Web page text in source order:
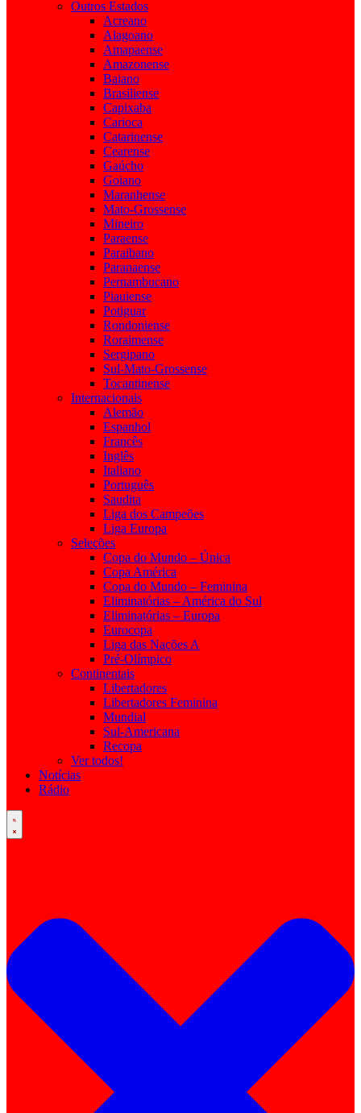
Outros Estados
Acreano
Alagoano
Amapaense
Amazonense
Baiano
Brasiliense
Capixaba
Carioca
Catarinense
Cearense
Gaúcho
Goiano
Maranhense
Mato-Grossense
Mineiro
Paraense
Paraibano
Paranaense
Pernambucano
Piauiense
Potiguar
Rondoniense
Roraimense
Sergipano
Sul-Mato-Grossense
Tocantinense
Internacionais
Alemão
Espanhol
Francês
Inglês
Italiano
Português
Saudita
Liga dos Campeões
Liga Europa
Seleções
Copa do Mundo – Única
Copa América
Copa do Mundo – Feminina
Eliminatórias – América do Sul
Eliminatórias – Europa
Eurocopa
Liga das Nações A
Pré-Olímpico
Continentais
Libertadores
Libertadores Feminina
Mundial
Sul-Americana
Recopa
Ver todos!
Notícias
Rádio